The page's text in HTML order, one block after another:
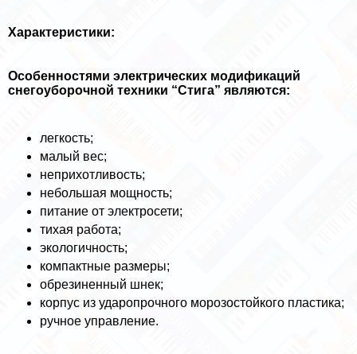
Хаpaктеристики:
Особенностями электрических модификаций
снегоуборочной техники “Стига” являются:
легкость;
малый вес;
неприхотливость;
небольшая мощность;
питание от электросети;
тихая работа;
экологичность;
компактные размеры;
обрезиненный шнек;
корпус из ударопрочного морозостойкого пластика;
ручное управление.